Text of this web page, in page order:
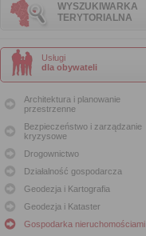
WYSZUKIWARKA
TERYTORIALNA
Usługi
dla obywateli
Architektura i planowanie
przestrzenne
Bezpieczeństwo i zarządzanie
kryzysowe
Drogownictwo
Działalność gospodarcza
Geodezja i Kartografia
Geodezja i Kataster
Gospodarka nieruchomościami